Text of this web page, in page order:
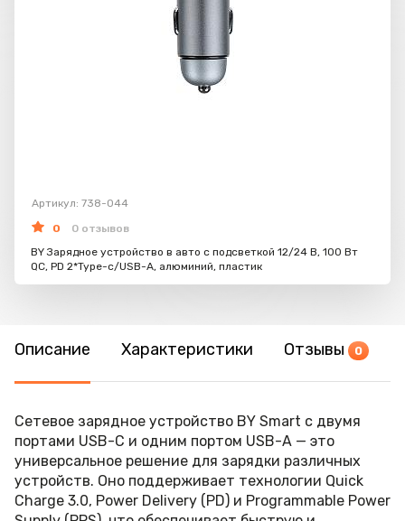
Артикул: 738-044
0
0 отзывов
BY Зарядное устройство в авто с подсветкой 12/24 В, 100 Вт
QC, PD 2*Type-c/USB-A, алюминий, пластик
Описание Характеристики Отзывы 0
Сетевое зарядное устройство BY Smart с двумя
портами USB-C и одним портом USB-A — это
универсальное решение для зарядки различных
устройств. Оно поддерживает технологии Quick
Charge 3.0, Power Delivery (PD) и Programmable Power